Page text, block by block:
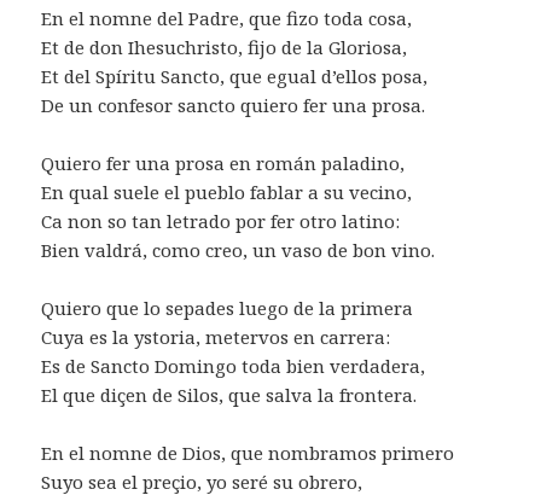
En el nomne del Padre, que fizo toda cosa,
Et de don Ihesuchristo, fijo de la Gloriosa,
Et del Spíritu Sancto, que egual d’ellos posa,
De un confesor sancto quiero fer una prosa.
Quiero fer una prosa en román paladino,
En qual suele el pueblo fablar a su vecino,
Ca non so tan letrado por fer otro latino:
Bien valdrá, como creo, un vaso de bon vino.
Quiero que lo sepades luego de la primera
Cuya es la ystoria, metervos en carrera:
Es de Sancto Domingo toda bien verdadera,
El que diçen de Silos, que salva la frontera.
En el nomne de Dios, que nombramos primero
Suyo sea el preçio, yo seré su obrero,